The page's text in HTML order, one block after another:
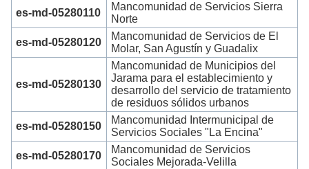
es-md-05280110
Mancomunidad de Servicios Sierra
Norte
es-md-05280120
Mancomunidad de Servicios de El
Molar, San Agustín y Guadalix
es-md-05280130
Mancomunidad de Municipios del
Jarama para el establecimiento y
desarrollo del servicio de tratamiento
de residuos sólidos urbanos
es-md-05280150
Mancomunidad Intermunicipal de
Servicios Sociales "La Encina"
es-md-05280170
Mancomunidad de Servicios
Sociales Mejorada-Velilla